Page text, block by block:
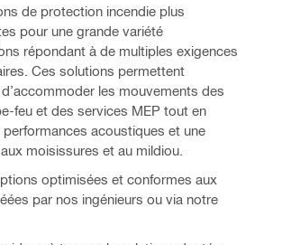
de protection incendie plus
pour une grande variété
répondant à de multiples exigences
Ces solutions permettent
les mouvements des
feu et des services MEP tout en
acoustiques et une
moisissures et au mildiou.
optimisées et conformes aux
par nos ingénieurs ou via notre